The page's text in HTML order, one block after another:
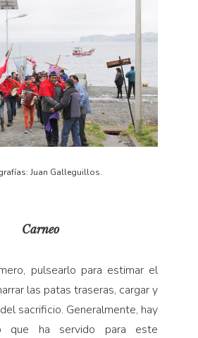
Juan Galleguillos.
Carneo
pulsearlo para estimar el
las patas traseras, cargar y
sacrificio. Generalmente, hay
que ha servido para este